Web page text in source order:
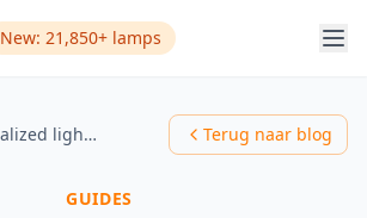
New: 21,850+ lamps
Personalized lighting solutions powered by AI tools Terug naar blog
GUIDES